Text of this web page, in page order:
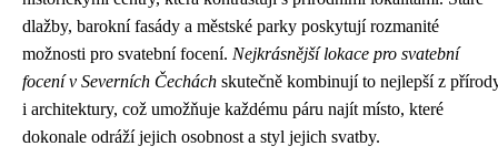
dlažby, barokní fasády a městské parky poskytují rozmanité
možnosti pro svatební focení. Nejkrásnější lokace pro svatební
focení v Severních Čechách skutečně kombinují to nejlepší z
i architektury, což umožňuje každému páru najít místo, které
dokonale odráží jejich osobnost a styl jejich svatby.